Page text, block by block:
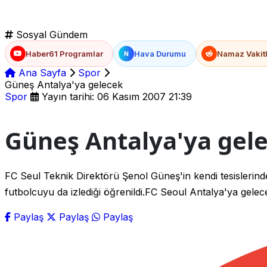
Sosyal Gündem
Haber61 Programlar N Hava Durumu Namaz
Ana Sayfa
Spor
Güneş Antalya'ya gelecek
Spor
Yayın tarihi: 06 Kasım 2007 21:39
Güneş Antalya'ya
FC Seul Teknik Direktörü Şenol Güneş'in kendi
futbolcuyu da izlediği öğrenildi.FC Seoul Antalya'ya
Paylaş Paylaş Paylaş